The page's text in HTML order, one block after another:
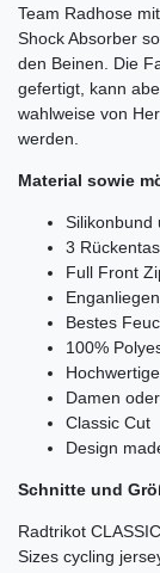
Team Radhose
Shock Absorber
den Beinen. Die
gefertigt, kann
wahlweise von
werden.
Material sowie
Silikonbund
3
Full Front
Bestes
100%
Damen
Classic Cut
Design
Schnitte und
Radtrikot
Sizes cycling